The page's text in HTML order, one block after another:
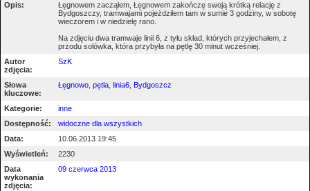
Opis:
Łęgnowem zacząłem, Łęgnowem zakończę swoją krótką relację z
Bydgoszczy, tramwajami pojeździłem tam w sumie 3 godziny, w sobotę
wieczorem i w niedzielę rano.
Na zdjęciu dwa tramwaje linii 6, z tyłu skład, których przyjechałem, z
przodu solówka, która przybyła na pętlę 30 minut wcześniej.
Autor
zdjęcia:
SzK
Słowa
kluczowe:
Łęgnowo pętla linia6 Bydgoszcz
Kategorie:
inne
Dostępność:
widoczne dla wszystkich
Data:
10.06.2013 19:45
Wyświetleń:
2230
Data
wykonania
zdjęcia:
09 czerwca 2013